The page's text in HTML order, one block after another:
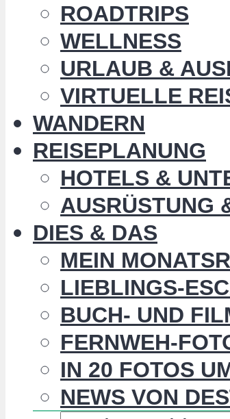
ROADTRIPS
WELLNESS
URLAUB &
VIRTUELLE
WANDERN
REISEPLANUNG
HOTELS &
AUSRÜSTUNG
DIES & DAS
MEIN
LIEBLINGS-
BUCH- UND
FERNWEH-
IN 20 FOTOS
NEWS VON